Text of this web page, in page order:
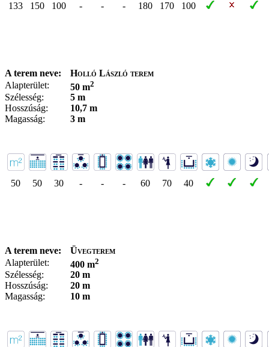
133 150 100 - - - 180 170 100
A terem neve:
Holló László terem
Alapterület:
50 m2
Szélesség:
5 m
Hosszúság:
10,7 m
Magasság:
3 m
50 50 30 - - - 60 70 40
A terem neve:
Üvegterem
Alapterület:
400 m2
Szélesség:
20 m
Hosszúság:
20 m
Magasság:
10 m